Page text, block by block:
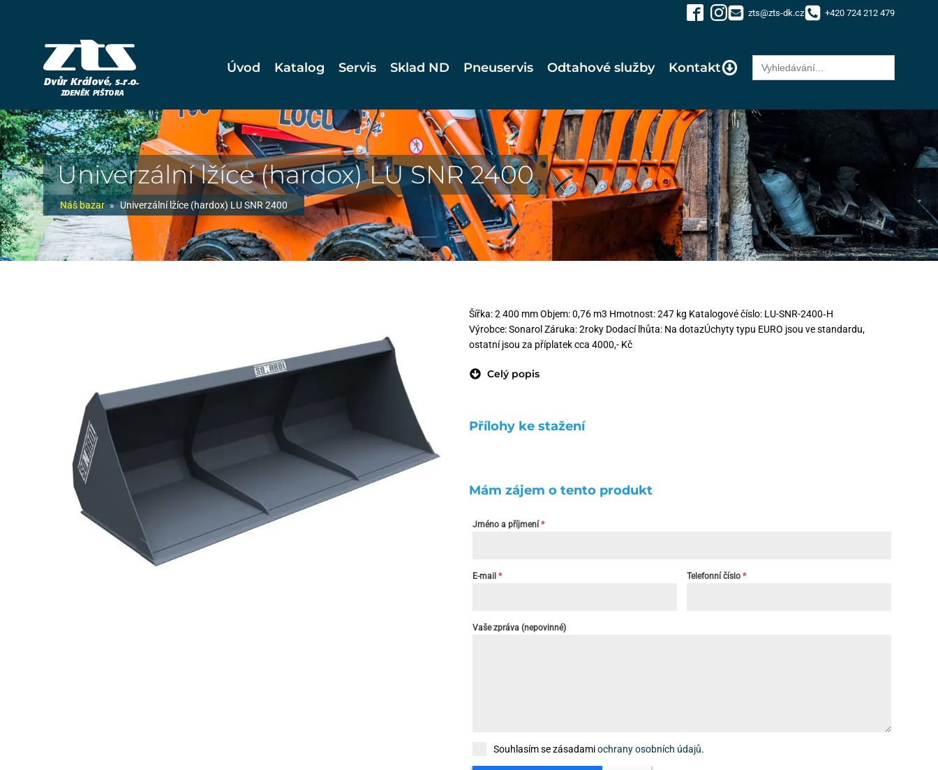
zts@zts-dk.cz +420 724 212 479
Úvod Katalog Servis Sklad ND Pneuservis Odtahové služby Kontakt
Search
for:
Univerzální lžíce (hardox) LU SNR 2400
Náš bazar » Univerzální lžíce (hardox) LU SNR 2400
Šířka: 2 400 mm Objem: 0,76 m3 Hmotnost: 247 kg Katalogové číslo: LU-SNR-2400‑H
Výrobce: Sonarol Záruka: 2roky Dodací lhůta: Na dotazÚchyty typu EURO jsou ve standardu,
ostatní jsou za příplatek cca 4000,- Kč
Celý popis
Přílohy ke stažení
Mám zájem o tento produkt
Jméno a příjmení *
E-mail * Telefonní číslo *
Vaše zpráva (nepovinné)
Souhlasím se zásadamiochrany osobních údajů.